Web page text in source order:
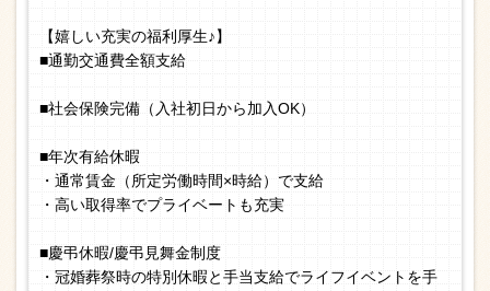
【嬉しい充実の福利厚生♪】
■通勤交通費全額支給
■社会保険完備（入社初日から加入OK）
■年次有給休暇
・通常賃金（所定労働時間×時給）で支給
・高い取得率でプライベートも充実
■慶弔休暇/慶弔見舞金制度
・冠婚葬祭時の特別休暇と手当支給でライフイベントを手